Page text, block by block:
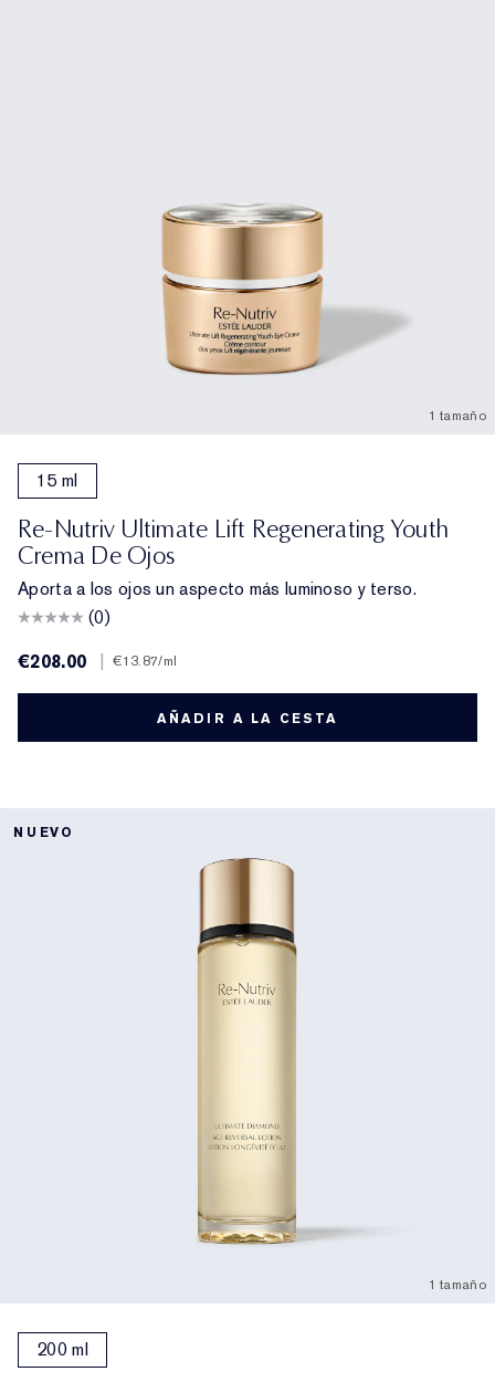
1 tamaño
15 ml
Re-Nutriv Ultimate Lift Regenerating Youth
Crema De Ojos
Aporta a los ojos un aspecto más luminoso y terso.
(0)
€208.00
€13.87/ml
AÑADIR A LA CESTA
NUEVO
1 tamaño
200 ml